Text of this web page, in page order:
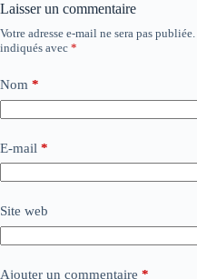
Laisser un commentaire
Votre adresse e-mail ne sera pas publiée.
indiqués avec *
Nom *
E-mail *
Site web
Ajouter un commentaire *